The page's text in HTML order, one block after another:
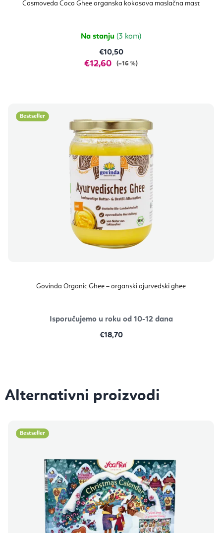
Cosmoveda Coco Ghee organska kokosova maslačna mast
Na stanju (3 kom)
€10,50
€12,60 (–16 %)
Bestseller
Govinda Organic Ghee – organski ajurvedski ghee
Isporučujemo u roku od 10-12 dana
€18,70
Bestseller